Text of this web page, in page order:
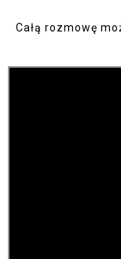
Całą rozmowę